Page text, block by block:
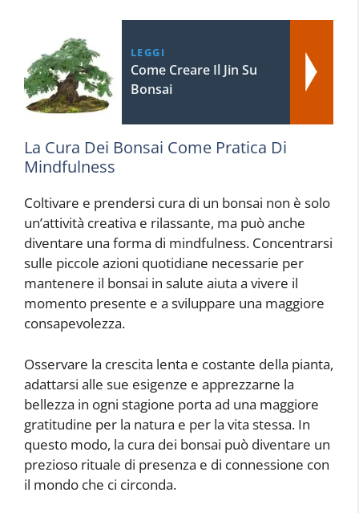
LEGGI
Come Creare Il Jin Su
Bonsai
La Cura Dei Bonsai Come Pratica Di
Mindfulness
Coltivare e prendersi cura di un bonsai non è solo
un’attività creativa e rilassante, ma può anche
diventare una forma di mindfulness. Concentrarsi
sulle piccole azioni quotidiane necessarie per
mantenere il bonsai in salute aiuta a vivere il
momento presente e a sviluppare una maggiore
consapevolezza.
Osservare la crescita lenta e costante della pianta,
adattarsi alle sue esigenze e apprezzarne la
bellezza in ogni stagione porta ad una maggiore
gratitudine per la natura e per la vita stessa. In
questo modo, la cura dei bonsai può diventare un
prezioso rituale di presenza e di connessione con
il mondo che ci circonda.